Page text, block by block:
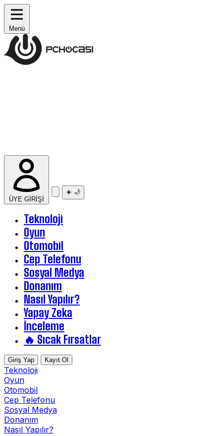
Menü
ÜYE GİRİŞİ
☀️ 🌙
Teknoloji
Oyun
Otomobil
Cep Telefonu
Sosyal Medya
Donanım
Nasıl Yapılır?
Yapay Zeka
İnceleme
🔥 Sıcak Fırsatlar
Giriş Yap Kayıt Ol
Teknoloji
Oyun
Otomobil
Cep Telefonu
Sosyal Medya
Donanım
Nasıl Yapılır?